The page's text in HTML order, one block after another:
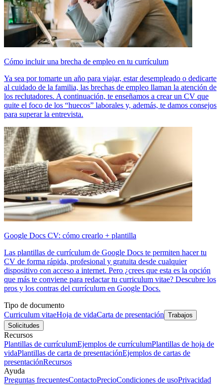
Cómo incluir una brecha de empleo en tu currículum
Ya sea por tomarte un año para viajar, estar desempleado o dedicarte
al cuidado de la familia, las brechas de empleo llaman la atención de
los reclutadores. A continuación, te enseñamos a crear un CV que
quite el foco de los “huecos” laborales y, además, te damos consejos
para superar la entrevista.
Google Docs CV: cómo crearlo + plantilla
Las plantillas de currículum de Google Docs te permiten hacer tu
CV de forma rápida, profesional y gratuita desde cualquier
dispositivo con acceso a internet. Pero ¿crees que esta es la opción
que más te conviene para redactar tu curriculum vitae? Descubre los
pros y los contras del currículum en Google Docs.
Tipo de documento
Curriculum vitaeHoja de vidaCarta de presentación Trabajos
Solicitudes
Recursos
Plantillas de currículumEjemplos de currículumPlantillas de hoja de
vidaPlantillas de carta de presentaciónEjemplos de cartas de
presentaciónRecursos
Ayuda
Preguntas frecuentesContactoPrecioCondiciones de usoPrivacidad